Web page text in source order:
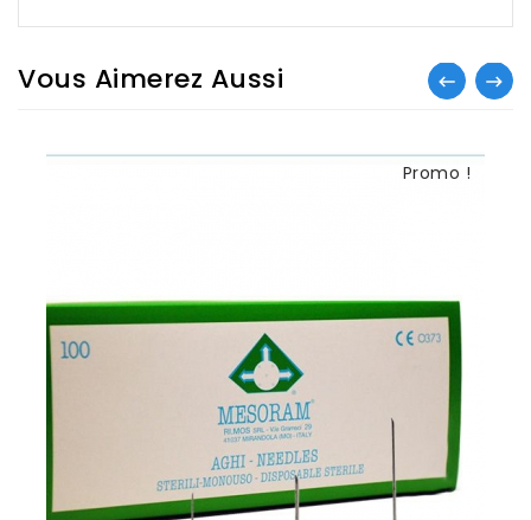
Vous Aimerez Aussi
Promo !